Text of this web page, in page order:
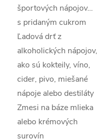
športových nápojov…
s pridaným cukrom
Ľadová drť z
alkoholických nápojov,
ako sú kokteily, víno,
cider, pivo, miešané
nápoje alebo destiláty
Zmesi na báze mlieka
alebo krémových
surovín